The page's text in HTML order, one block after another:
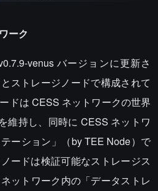
ーク
venus バージョンに更新さ
ストレージノードで構成されて
ドは CESS ネットワークの世界
維持し、同時に CESS ネットワ
ーション」（by TEE Node）で
ードは検証可能なストレージス
ットワーク内の「データストレ